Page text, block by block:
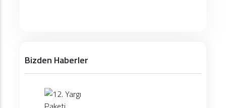
Bizden Haberler